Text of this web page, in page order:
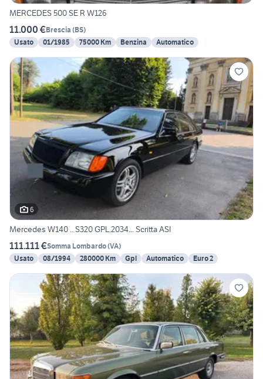
MERCEDES 500 SE R W126
11.000 €Brescia (BS)
Usato
01/1985 75000 Km Benzina Automatico
6
Mercedes W140 .. S320 GPL.2034... Scritta ASI
111.111 €Somma Lombardo(VA)
Usato
08/1994 280000 Km Gpl Automatico Euro 2